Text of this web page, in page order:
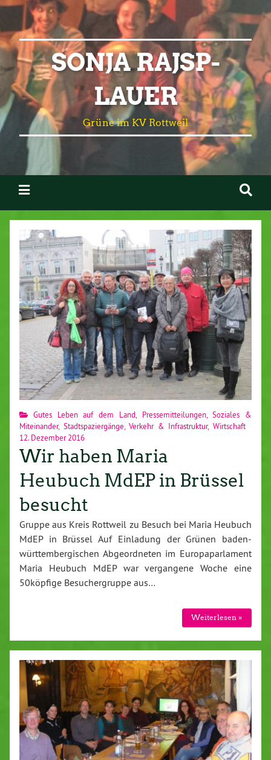
SONJA RAJSP-
LAUER
Grüne im KV Rottweil
Gutes Leben auf dem Land Pressemitteilungen,Soziales &
Miteinander, Stadtspaziergänge ,Verkehr & Infrastruktur,Wirtschaft
12. Dezember 2016
Wir haben Maria
Heubuch MdEP in Brüssel
besucht
Gruppe aus Kreis Rottweil zu Besuch bei Maria Heubuch
MdEP in Brüssel Auf Einladung der Grünen baden-
württembergischen Abgeordneten im Europaparlament
Maria Heubuch MdEP war vergangene Woche eine
50köpfige Besuchergruppe aus…
Weiterlesen »